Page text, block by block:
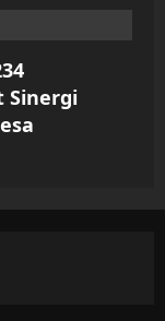
Sinergi